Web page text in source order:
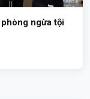
ngừa tội